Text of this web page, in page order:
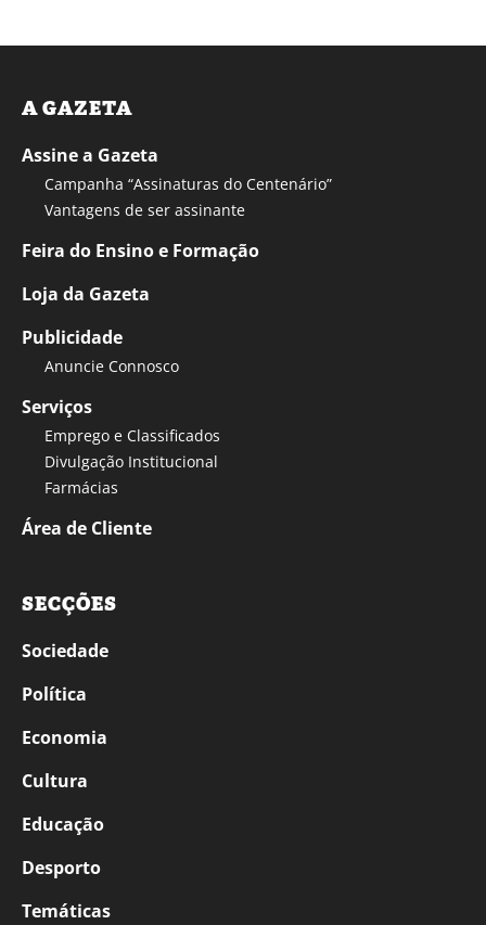
A GAZETA
Assine a Gazeta
Campanha “Assinaturas do Centenário”
Vantagens de ser assinante
Feira do Ensino e Formação
Loja da Gazeta
Publicidade
Anuncie Connosco
Serviços
Emprego e Classificados
Divulgação Institucional
Farmácias
Área de Cliente
SECÇÕES
Sociedade
Política
Economia
Cultura
Educação
Desporto
Temáticas